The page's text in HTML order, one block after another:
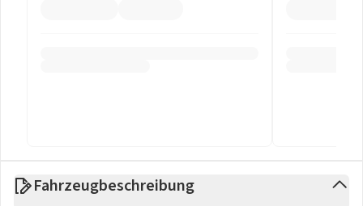
Fahrzeugbeschreibung